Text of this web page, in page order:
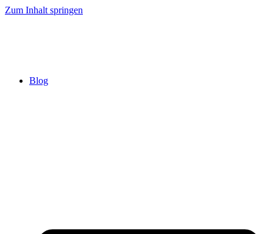
Zum Inhalt springen
Blog